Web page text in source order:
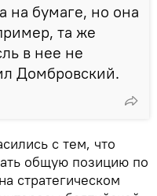
на бумаге, но она
та же
в нее не
Домбровский.
с тем, что
общую позицию по
стратегическом